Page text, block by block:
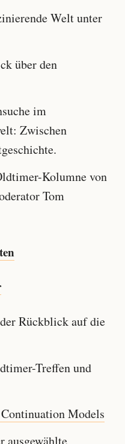
Welt unter
über den
im
Zwischen
Kolumne von
Tom
Rückblick auf die
Treffen und
Models